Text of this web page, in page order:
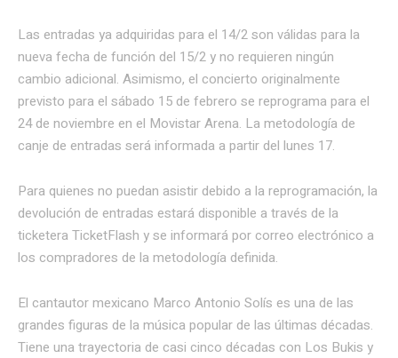
Las entradas ya adquiridas para el 14/2 son válidas para la
nueva fecha de función del 15/2 y no requieren ningún
cambio adicional. Asimismo, el concierto originalmente
previsto para el sábado 15 de febrero se reprograma para el
24 de noviembre en el Movistar Arena. La metodología de
canje de entradas será informada a partir del lunes 17.
Para quienes no puedan asistir debido a la reprogramación, la
devolución de entradas estará disponible a través de la
ticketera TicketFlash y se informará por correo electrónico a
los compradores de la metodología definida.
El cantautor mexicano Marco Antonio Solís es una de las
grandes figuras de la música popular de las últimas décadas.
Tiene una trayectoria de casi cinco décadas con Los Bukis y